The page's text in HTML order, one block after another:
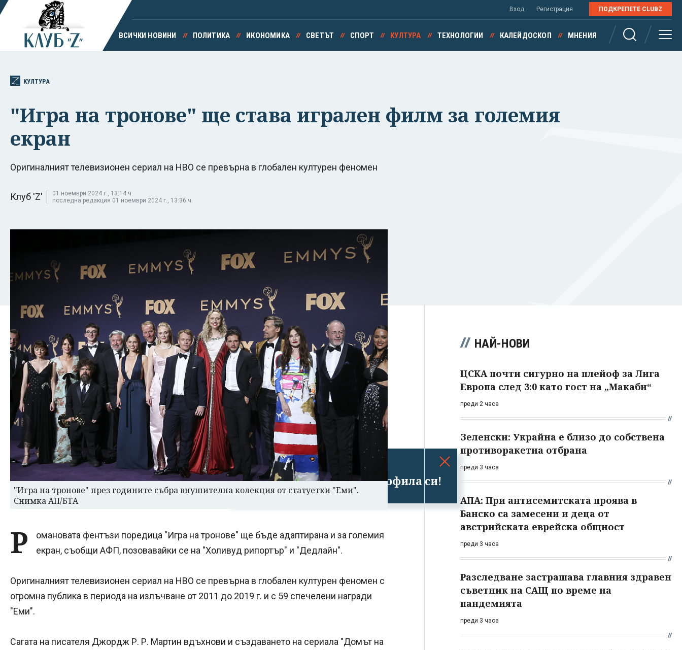
Успешно излязохте от профила си!
Вход Регистрация ПОДКРЕПЕТЕ CLUBZ
ВСИЧКИ НОВИНИ ПОЛИТИКА ИКОНОМИКА СВЕТЪТ СПОРТ КУЛТУРА ТЕХНОЛОГИИ КАЛЕЙДОСКОП МНЕНИЯ
КУЛТУРА
"Игра на тронове" ще става игрален филм за големия
екран
Оригиналният телевизионен сериал на HBO се превърна в глобален културен феномен
Клуб 'Z'
01 ноември 2024 г., 13:14 ч.
последна редакция 01 ноември 2024 г., 13:36 ч.
"Игра на тронове" през годините събра внушителна колекция от статуетки "Еми".
Снимка АП/БТА
Р
омановата фентъзи поредица "Игра на тронове" ще бъде адаптирана и за големия
екран, съобщи АФП, позовавайки се на "Холивуд рипортър" и "Дедлайн".
Оригиналният телевизионен сериал на HBO се превърна в глобален културен феномен с
огромна публика в периода на излъчване от 2011 до 2019 г. и с 59 спечелени награди
"Еми".
Сагата на писателя Джордж Р. Р. Мартин вдъхнови и създаването на сериала "Домът на
НАЙ-НОВИ
ЦСКА почти сигурно на плейоф за Лига
Европа след 3:0 като гост на „Макаби“
преди 2 часа
Зеленски: Украйна е близо до собствена
противоракетна отбрана
преди 3 часа
АПА: При антисемитската проява в
Банско са замесени и деца от
австрийската еврейска общност
преди 3 часа
Разследване застрашава главния здравен
съветник на САЩ по време на
пандемията
преди 3 часа